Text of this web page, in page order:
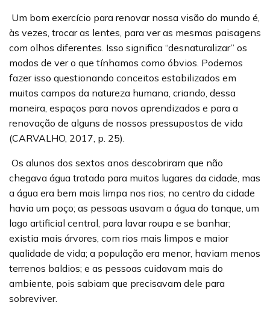
Um bom exercício para renovar nossa visão do mundo é,
às vezes, trocar as lentes, para ver as mesmas paisagens
com olhos diferentes. Isso significa “desnaturalizar” os
modos de ver o que tínhamos como óbvios. Podemos
fazer isso questionando conceitos estabilizados em
muitos campos da natureza humana, criando, dessa
maneira, espaços para novos aprendizados e para a
renovação de alguns de nossos pressupostos de vida
(CARVALHO, 2017, p. 25).
Os alunos dos sextos anos descobriram que não
chegava água tratada para muitos lugares da cidade, mas
a água era bem mais limpa nos rios; no centro da cidade
havia um poço; as pessoas usavam a água do tanque, um
lago artificial central, para lavar roupa e se banhar;
existia mais árvores, com rios mais limpos e maior
qualidade de vida; a população era menor, haviam menos
terrenos baldios; e as pessoas cuidavam mais do
ambiente, pois sabiam que precisavam dele para
sobreviver.